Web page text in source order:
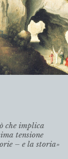
che implica
tensione
– e la storia»